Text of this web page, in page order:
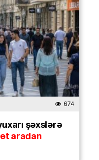
674
şəxslərə
aradan